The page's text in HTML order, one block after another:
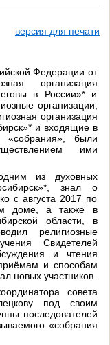
версия для печати
Федерации от
организация
в России»* и
организации,
организация
и входящие в
«собрания», были
ими
из духовных
знал о
с августа 2017 по
доме, а также в
области, в
религиозные
Свидетелей
и чтения
и способам
новых участников.
совета
под своим
последователей
«собрания